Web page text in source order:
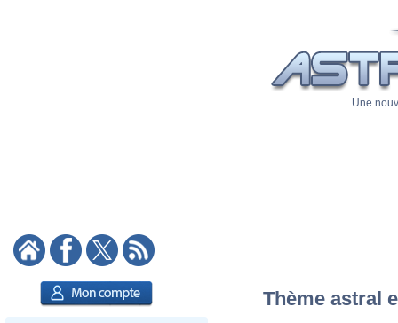
Une
Thème astral